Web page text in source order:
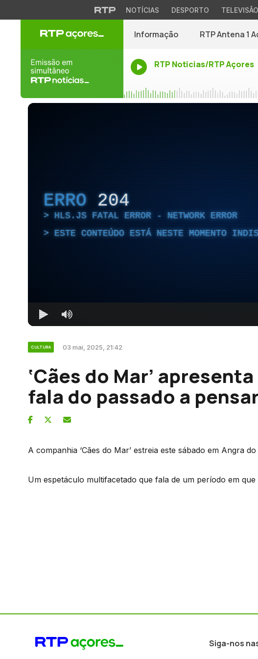
NOTÍCIAS DESPORTO TELEVISÃO
Informação RTP Antena 1
RTP Noticias/RTP Açores
ERRO 204
HLS.JS FATAL ERROR - NETWORK ERROR
ESTE CONTEÚDO ESTÁ NESTE MOMENTO
CULTURA 03 mai, 2025, 21:42
‘Cães do Mar’
fala do passado a
A companhia ‘Cães do Mar’ estreia este sábado em Angra
Um espetáculo multifacetado que fala de um período em
Siga-nos